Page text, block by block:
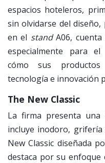
espacios hoteleros,
sin olvidarse del diseño,
en el standA06, cuenta
especialmente para
cómo sus
tecnología e innovación
The New Classic
La firma presenta
incluye inodoro,
New Classic diseñada
destaca por su enfoque